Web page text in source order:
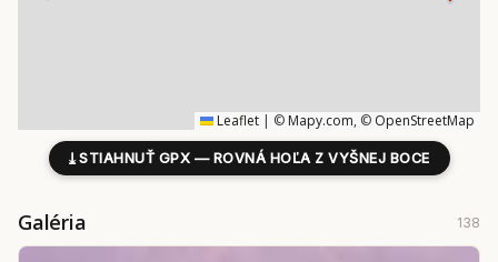
Leaflet | © Mapy.com, © OpenStreetMap
⤓STIAHNUŤ GPX — ROVNÁ HOĽA Z VYŠNEJ BOCE
Galéria 138